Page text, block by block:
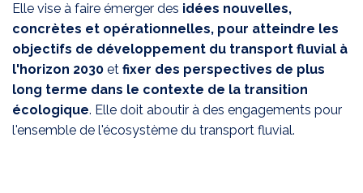
Elle vise à faire émerger des idées nouvelles,
concrètes et opérationnelles, pour atteindre les
objectifs de développement du transport fluvial à
l'horizon 2030 et fixer des perspectives de plus
long terme dans le contexte de la transition
écologique. Elle doit aboutir à des engagements pour
l'ensemble de l'écosystème du transport fluvial.